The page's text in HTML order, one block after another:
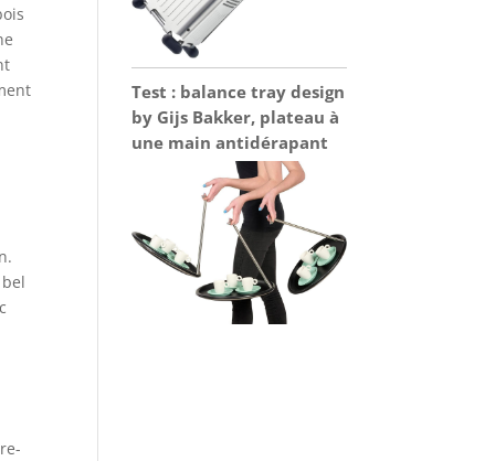
Test : balance tray design
by Gijs Bakker, plateau à
une main antidérapant